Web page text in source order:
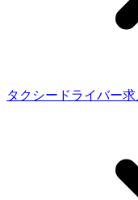
タクシードライバー求